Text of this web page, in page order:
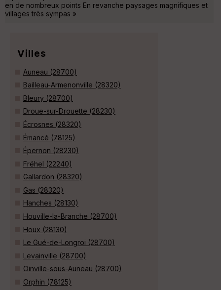
en de nombreux points En revanche paysages magnifiques et
villages très sympas »
Villes
Auneau (28700)
Bailleau-Armenonville (28320)
Bleury (28700)
Droue-sur-Drouette (28230)
Écrosnes (28320)
Émancé (78125)
Épernon (28230)
Fréhel (22240)
Gallardon (28320)
Gas (28320)
Hanches (28130)
Houville-la-Branche (28700)
Houx (28130)
Le Gué-de-Longroi (28700)
Levainville (28700)
Oinville-sous-Auneau (28700)
Orphin (78125)